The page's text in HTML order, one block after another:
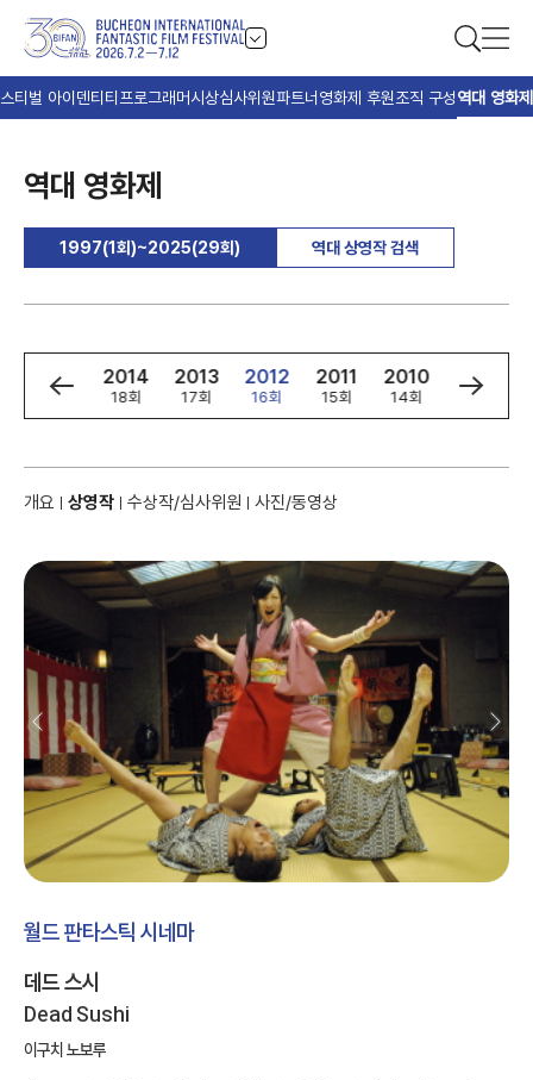
티벌 아이덴티티 프로그래머시상심사위원파트너 영화제 후원조직 구성역대 영화제
역대 영화제
1997(1회)~2025(29회) 역대 상영작 검색
2015
19회
2014
18회
2013
17회
2012
16회
2011
15회
2010
14회
2009
13회
개요 상영작 수상작/심사위원 사진/동영상
월드 판타스틱 시네마
데드 스시
Dead Sushi
이구치 노보루